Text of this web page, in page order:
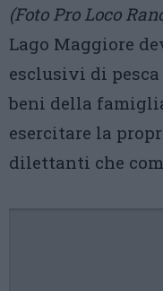
(Foto Pro Loco
Lago Maggiore
esclusivi di
beni della
esercitare la
dilettanti che